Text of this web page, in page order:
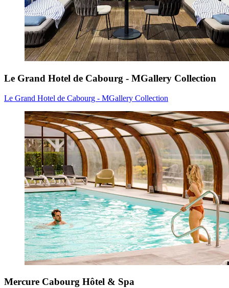
Le Grand Hotel de Cabourg - MGallery Collection
Le Grand Hotel de Cabourg - MGallery Collection
Mercure Cabourg Hôtel & Spa